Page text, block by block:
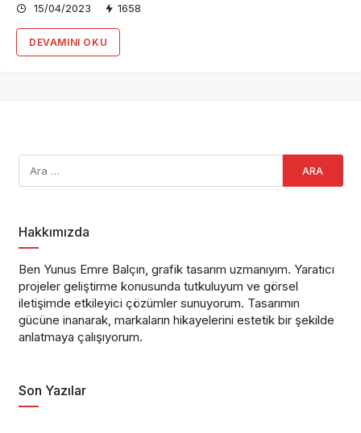
15/04/2023 1658
DEVAMINI OKU
Hakkımızda
Ben Yunus Emre Balçın, grafik tasarım uzmanıyım. Yaratıcı
projeler geliştirme konusunda tutkuluyum ve görsel
iletişimde etkileyici çözümler sunuyorum. Tasarımın
gücüne inanarak, markaların hikayelerini estetik bir şekilde
anlatmaya çalışıyorum.
Son Yazılar